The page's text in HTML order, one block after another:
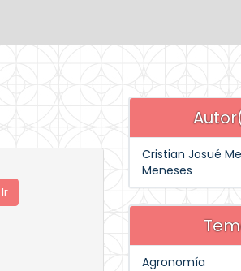
Cristian Josué
Meneses
Agronomía